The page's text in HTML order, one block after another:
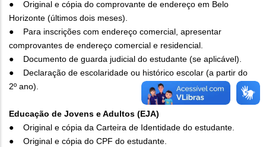
● Original e cópia do comprovante de endereço em Belo
Horizonte (últimos dois meses).
● Para inscrições com endereço comercial, apresentar
comprovantes de endereço comercial e residencial.
● Documento de guarda judicial do estudante (se aplicável).
● Declaração de escolaridade ou histórico escolar (a partir do
2º ano).
Educação de Jovens e Adultos (EJA)
● Original e cópia da Carteira de Identidade do estudante.
● Original e cópia do CPF do estudante.